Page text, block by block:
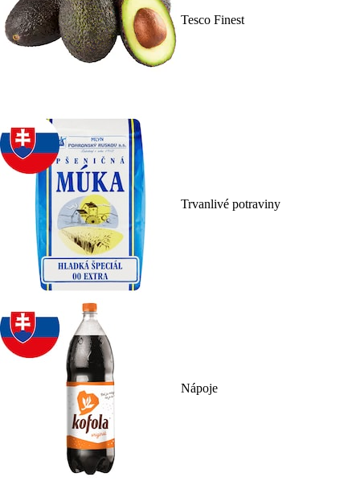
Tesco Finest
Trvanlivé potraviny
Nápoje